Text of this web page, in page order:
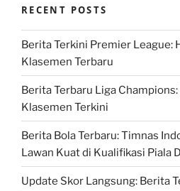
RECENT POSTS
Berita Terkini Premier League:
Klasemen Terbaru
Berita Terbaru Liga
Klasemen Terkini
Berita Bola Terbaru: Timnas
Lawan Kuat di Kualifikasi Piala
Update Skor Langsung: Berita